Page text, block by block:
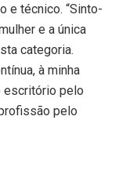
e técnico. “Sinto-
e a única
categoria.
à minha
escritório pelo
pelo